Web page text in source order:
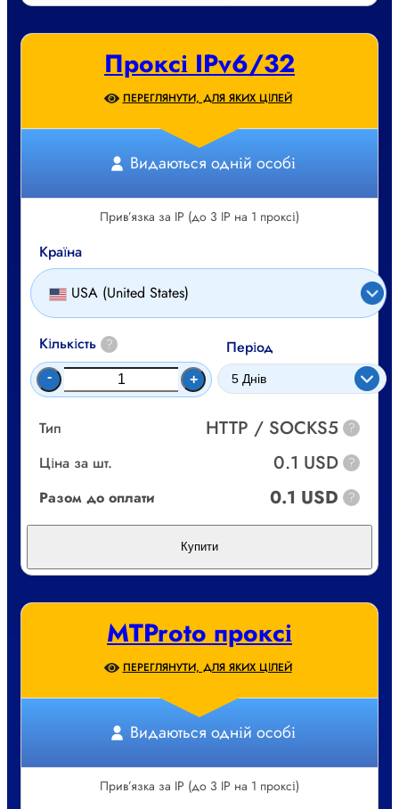
Проксі IPv6/32
ПЕРЕГЛЯНУТИ, ДЛЯ ЯКИХ ЦІЛЕЙ
Видаються одній особі
Прив’язка за IP (до 3 IP на 1 проксі)
Країна
USA (United States)
Кількість ?
- +
Період
Тип HTTP / SOCKS5 ?
Ціна за шт. 0.1 USD ?
Разом до оплати 0.1 USD ?
Купити
MTProto проксі
ПЕРЕГЛЯНУТИ, ДЛЯ ЯКИХ ЦІЛЕЙ
Видаються одній особі
Прив’язка за IP (до 3 IP на 1 проксі)